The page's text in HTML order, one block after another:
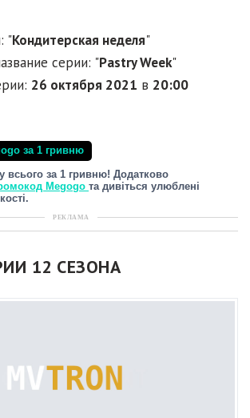
"Кондитерская неделя"
серии: "Pastry Week"
26 октября 2021 в 20:00
за 1 гривню
всього за 1 гривню! Додатково
Megogo та дивіться улюблені
РЕКЛАМА
12 СЕЗОНА